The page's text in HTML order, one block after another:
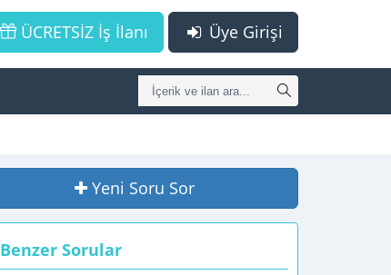
Üye Girişi
ÜCRETSİZ İş İlanı
Yeni Soru Sor
Benzer Sorular